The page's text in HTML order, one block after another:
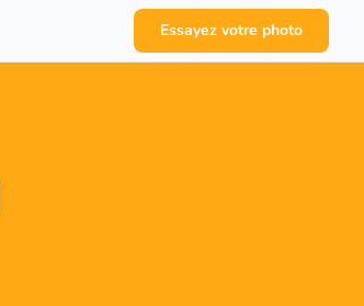
Essayez votre photo